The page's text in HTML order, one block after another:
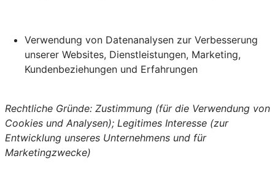
Verwendung von Datenanalysen zur Verbesserung
unserer Websites, Dienstleistungen, Marketing,
Kundenbeziehungen und Erfahrungen
Rechtliche Gründe: Zustimmung (für die Verwendung von
Cookies und Analysen); Legitimes Interesse (zur
Entwicklung unseres Unternehmens und für
Marketingzwecke)